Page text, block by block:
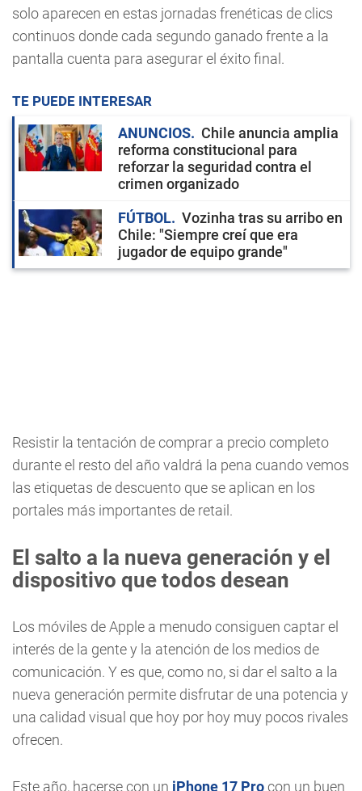
solo aparecen en estas jornadas frenéticas de clics
continuos donde cada segundo ganado frente a la
pantalla cuenta para asegurar el éxito final.
TE PUEDE INTERESAR
ANUNCIOS
Chile anuncia amplia
reforma constitucional para
reforzar la seguridad contra el
crimen organizado
FÚTBOL
Vozinha tras su arribo en
Chile: "Siempre creí que era
jugador de equipo grande"
Resistir la tentación de comprar a precio completo
durante el resto del año valdrá la pena cuando vemos
las etiquetas de descuento que se aplican en los
portales más importantes de retail.
El salto a la nueva generación y el
dispositivo que todos desean
Los móviles de Apple a menudo consiguen captar el
interés de la gente y la atención de los medios de
comunicación. Y es que, como no, si dar el salto a la
nueva generación permite disfrutar de una potencia y
una calidad visual que hoy por hoy muy pocos rivales
ofrecen.
Este año, hacerse con un iPhone 17 Procon un buen